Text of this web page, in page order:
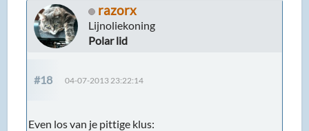
razorx
Lijnoliekoning
Polar lid
#18 04-07-2013 23:22:14
Even los van je pittige klus: